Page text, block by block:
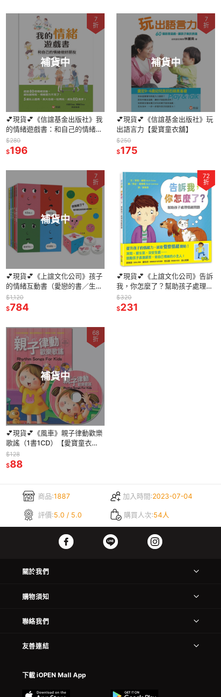
補貨中
7
折
💕現貨💕《信誼基金出版社》我
的情緒遊戲書：和自己的情緒做
好朋友【愛寶童衣舖】
$280
$196
補貨中
7
折
💕現貨💕《信誼基金出版社》玩
出語言力【愛寶童衣舖】
$250
$175
補貨中
7
折
💕現貨💕《上誼文化公司》孩子
的情緒互動書（愛戀的書／生氣
的書!／害怕的書／睡覺的書）
+好心情互動遊戲組+導讀手冊）
$1,120
$784
72
折
💕現貨💕《上誼文化公司》告訴
我，你怎麼了？幫助孩子處理情
緒問題【愛寶童衣舖】
$320
$231
補貨中
68
折
💕現貨💕《風車》親子律動歡樂
歌謠（1書1CD）【愛寶童衣
舖】
$128
$88
商品:1887 加入時間:2023-07-04
評價:5.0 / 5.0 購買人次:54人
關於我們
購物須知
聯絡我們
友善連結
下載 iOPEN Mall App